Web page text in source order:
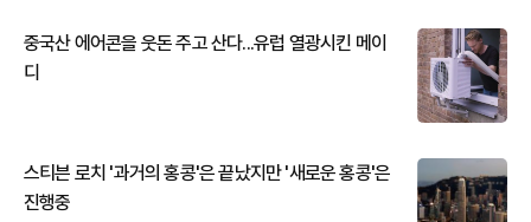
중국산 에어콘을 웃돈 주고 산다...유럽 열광시킨 메이
디
스티븐 로치 '과거의 홍콩'은 끝났지만 '새로운 홍콩'은
진행중